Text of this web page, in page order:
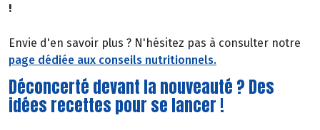
!
Envie d'en savoir plus ? N'hésitez pas à consulter notre
page dédiée aux conseils nutritionnels.
Déconcerté devant la nouveauté ? Des
idées recettes pour se lancer !